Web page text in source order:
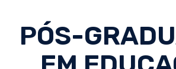
PÓS-